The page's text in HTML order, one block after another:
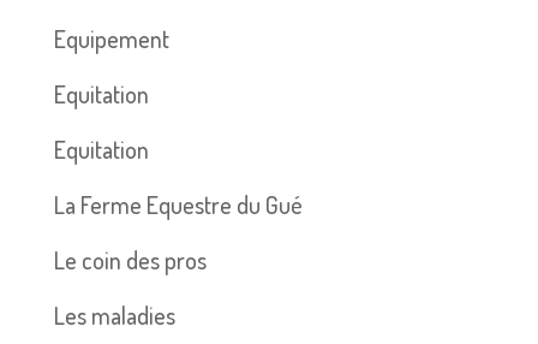
Equipement
Equitation
Equitation
La Ferme Equestre du Gué
Le coin des pros
Les maladies